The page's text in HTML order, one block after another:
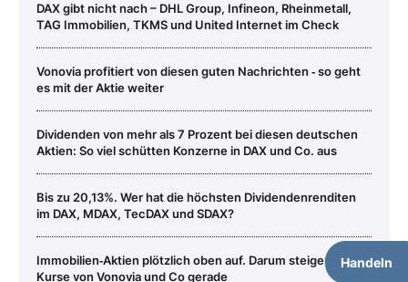
Handeln
DAX gibt nicht nach – DHL Group, Infineon, Rheinmetall,
TAG Immobilien, TKMS und United Internet im Check
Vonovia profitiert von diesen guten Nachrichten ‑ so geht
es mit der Aktie weiter
Dividenden von mehr als 7 Prozent bei diesen deutschen
Aktien: So viel schütten Konzerne in DAX und Co. aus
Bis zu 20,13%. Wer hat die höchsten Dividendenrenditen
im DAX, MDAX, TecDAX und SDAX?
Immobilien‑Aktien plötzlich oben auf. Darum steigen die
Kurse von Vonovia und Co gerade